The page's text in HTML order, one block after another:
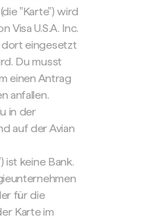
"Karte") wird
Visa U.S.A. Inc.
dort eingesetzt
Du musst
einen Antrag
anfallen.
in der
auf der Avian
ist keine Bank.
für die
Karte im